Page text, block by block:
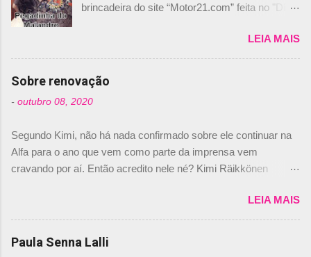
brincadeira do site “Motor21.com” feita no "Día
de abril –, afirmando que Nelson Piquet havia
comprado 15% das ações da Campos, dando,
com isso, um lugar no time a Nelsinho Piquet,
foi esclarecida de uma vez por todas por
Daniele Audetto, diretor da escuderia. O
não será o companheiro de Bruno Senna em
2010. "Na verdade, nós recebemos uma oferta
de Piquet", admitiu Audetto. “Mas depois de ter
dois brasileiros”, explicou, dizendo ainda que
não tem nada contra o filho do tricampeão
Nelson Piquet. “Ele é um bom piloto, rápido e
LEIA MAIS
Sobre renovação
- outubro 08, 2020
Segundo Kimi, não há nada confirmado sobre ele continuar na
Alfa para o ano que vem como parte da imprensa vem
cravando por aí. Então acredito nele né? Kimi Räikkönen
truth but I’ve never had an option in my contract so that’s
should, pretty much, tell you that it’s not true." #Kimi7 #EifelGP
#AlfaRomeoRacing pic.twitter.com/77EDVn39Ia — Kimi
LEIA MAIS
Paula Senna Lalli